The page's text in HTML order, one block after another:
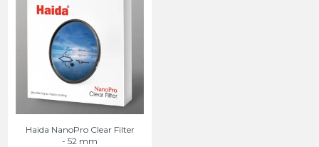
Haida NanoPro Clear Filter
- 52 mm